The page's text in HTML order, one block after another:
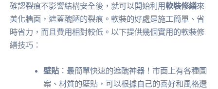
確認裂痕不影響結構安全後，就可以開始利用軟裝修繕來
美化牆面，遮蓋醜陋的裂痕。軟裝的好處是施工簡單、省
時省力，而且費用相對較低。以下提供幾個實用的軟裝修
繕技巧：
壁貼：最簡單快速的遮醜神器！市面上有各種圖
案、材質的壁貼，可以根據自己的喜好和風格選